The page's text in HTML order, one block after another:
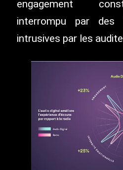
engagement
interrompu par des
intrusives par les